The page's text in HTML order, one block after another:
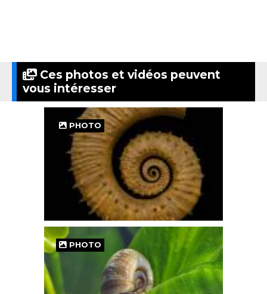
Ces photos et vidéos peuvent
vous intéresser
PHOTO
PHOTO